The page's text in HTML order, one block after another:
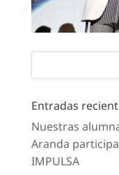
Entradas
Nuestras
Aranda
IMPULSA